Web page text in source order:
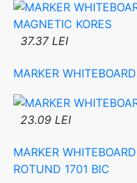
37.37 LEI
MARKER
23.09 LEI
MARKER
ROTUND 1701 BIC